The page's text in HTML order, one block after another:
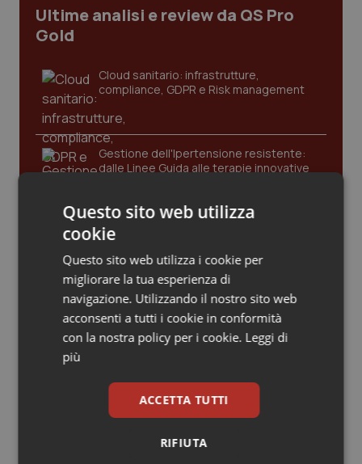
Lazio
Liguria
Lombardia
Marche
Piemonte
Provincia Autonoma di Bolzano
Provincia Autonoma di Trento
Puglia
Diabete & glucometri
Disturbi dell’umore
Dolore
Donna & Salute
HIV
Infezioni & Febbre
Ipertensione & Scompenso
Malattie rare
Malattia di Crohn & Rettocolite Ulcerosa
Neuroscienze & patologie neurodegenerative
Ultime analisi e review da QS Pro
Gold
Cloud sanitario: infrastrutture,
compliance, GDPR e Risk management
Gestione dell'Ipertensione resistente:
dalle Linee Guida alle terapie innovative
Leadership Infermieristica 2026: nuovi
Leadership Medica 2026: guidare team
clinici ad alte prestazioni
AI e telemedicina nello studio
odontoiatrico: applicazioni concrete e
uso protetto
Questo sito web utilizza
cookie
Questo sito web utilizza i cookie per
migliorare la tua esperienza di
navigazione. Utilizzando il nostro sito web
acconsenti a tutti i cookie in conformità
con la nostra policy per i cookie. Leggi di
più
ACCETTA TUTTI
RIFIUTA